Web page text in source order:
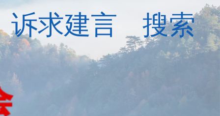
搜索
诉求建言